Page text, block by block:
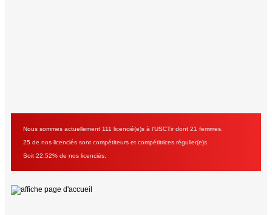
Nous sommes actuellement 111 licencié(e)s à l'USCTir dont 21 femmes.
25 de nos licenciés sont compétiteurs et compétitrices régulier(e)s.
Soit 22.52% de nos licenciés.